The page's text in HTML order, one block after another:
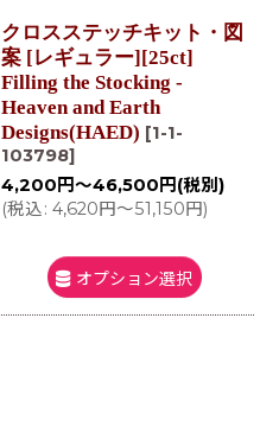
クロスステッチキット・図
案 [レギュラー][25ct]
Filling the Stocking -
Heaven and Earth
Designs(HAED) [1-1-
103798]
4,200 円～46,500 円 (税別)
(税込: 4,620円～51,150円)
オプション選択